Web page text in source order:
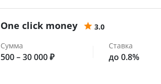
One click money
3.0
Сумма
500 – 30 000 ₽
Ставка
до 0.8%